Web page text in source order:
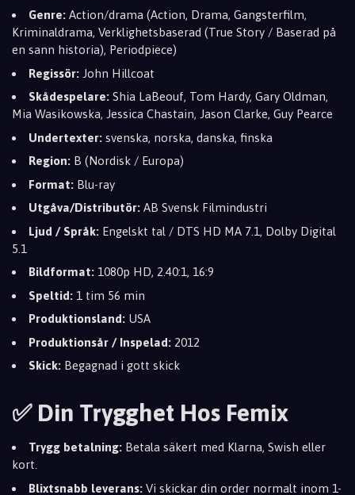
Genre: Action/drama (Action, Drama, Gangsterfilm,
Kriminaldrama, Verklighetsbaserad (True Story / Baserad på
en sann historia), Periodpiece)
Regissör: John Hillcoat
Skådespelare: Shia LaBeouf, Tom Hardy, Gary Oldman,
Mia Wasikowska, Jessica Chastain, Jason Clarke, Guy Pearce
Undertexter: svenska, norska, danska, finska
Region: B (Nordisk / Europa)
Format: Blu-ray
Utgåva/Distributör: AB Svensk Filmindustri
Ljud / Språk: Engelskt tal / DTS HD MA 7.1, Dolby Digital
5.1
Bildformat: 1080p HD, 2.40:1, 16:9
Speltid: 1 tim 56 min
Produktionsland: USA
Produktionsår / Inspelad: 2012
Skick: Begagnad i gott skick
✅ Din Trygghet Hos Femix
Trygg betalning: Betala säkert med Klarna, Swish eller
kort.
Blixtsnabb leverans: Vi skickar din order normalt inom 1-